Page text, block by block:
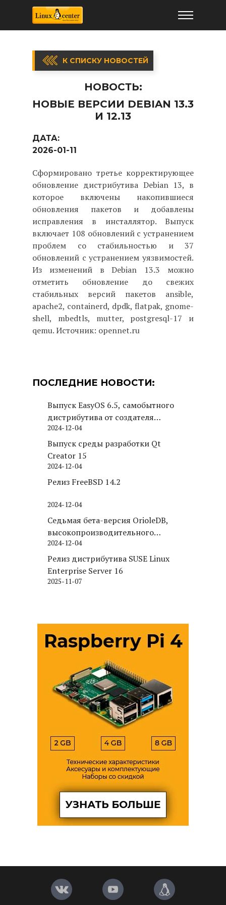
К СПИСКУ НОВОСТЕЙ
НОВОСТЬ:
НОВЫЕ ВЕРСИИ DEBIAN 13.3
И 12.13
ДАТА:
2026-01-11
Сформировано третье корректирующее
обновление дистрибутива Debian 13, в
которое включены накопившиеся
обновления пакетов и добавлены
исправления в инсталлятор. Выпуск
включает 108 обновлений с устранением
проблем со стабильностью и 37
обновлений с устранением уязвимостей.
Из изменений в Debian 13.3 можно
отметить обновление до свежих
стабильных версий пакетов ansible,
apache2, containerd, dpdk, flatpak, gnome-
shell, mbedtls, mutter, postgresql-17 и
qemu. Источник: opennet.ru
ПОСЛЕДНИЕ НОВОСТИ:
Выпуск EasyOS 6.5, самобытного
дистрибутива от создателя
Puppy Linux
2024-12-04
Выпуск среды разработки Qt
Creator 15
2024-12-04
Релиз FreeBSD 14.2
2024-12-04
Седьмая бета-версия OrioleDB,
высокопроизводительного
движка хранения для PostgreSQL
2024-12-04
Релиз дистрибутива SUSE Linux
Enterprise Server 16
2025-11-07